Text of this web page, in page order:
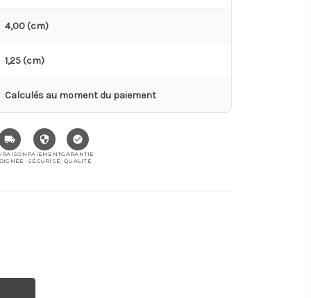
4,00 (cm)
1,25 (cm)
Calculés au moment du paiement
PAIEMENT
SÉCURISÉ
GARANTIE
QUALITÉ